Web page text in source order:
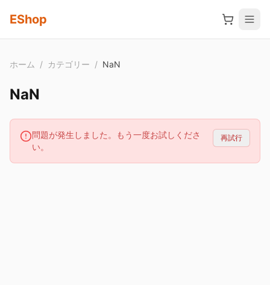
EShop
ホーム / カテゴリー / NaN
NaN
問題が発生しました。もう一度お試しくださ
い。
再試行